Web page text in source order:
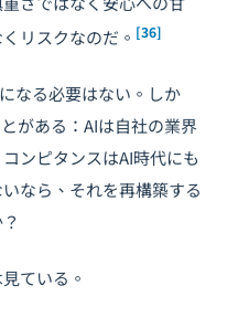
リスクなのだ。 [36]
なる必要はない。しか
がある：AIは自社の業界
ンピタンスはAI時代にも
なら、それを再構築する
ている。